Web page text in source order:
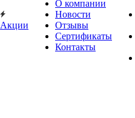
Акции
О компании
Новости
Отзывы
Сертификаты
Контакты